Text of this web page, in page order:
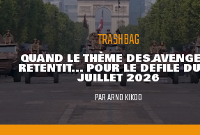
TRASHBAG
QUAND LE THÈME DES
RETENTIT... POUR LE DÉFILÉ
JUILLET 2026
PARARNO KIKOO